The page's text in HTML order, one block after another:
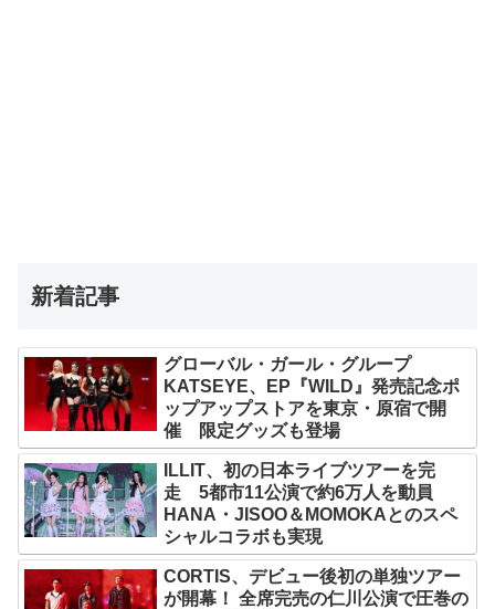
新着記事
グローバル・ガール・グループ
KATSEYE、EP『WILD』発売記念ポ
ップアップストアを東京・原宿で開
催 限定グッズも登場
ILLIT、初の日本ライブツアーを完
走 5都市11公演で約6万人を動員
HANA・JISOO＆MOMOKAとのスペ
シャルコラボも実現
CORTIS、デビュー後初の単独ツアー
が開幕！ 全席完売の仁川公演で圧巻の